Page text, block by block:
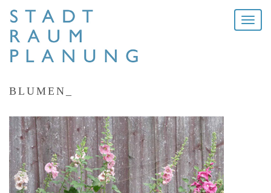
Toggle
BLUMEN_